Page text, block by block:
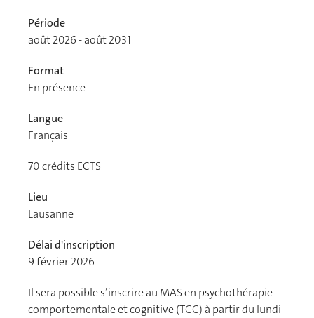
Période
août 2026 - août 2031
Format
En présence
Langue
Français
70crédits ECTS
Lieu
Lausanne
Délai d'inscription
9 février 2026
Il sera possible s’inscrire au MAS en psychothérapie
comportementale et cognitive (TCC) à partir du lundi